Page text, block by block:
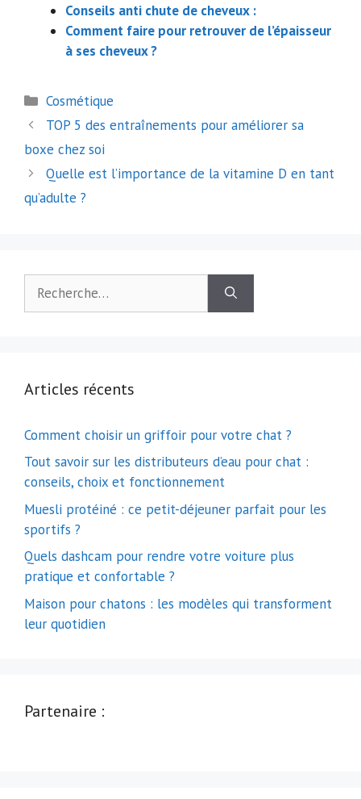
Conseils anti chute de cheveux :
Comment faire pour retrouver de l’épaisseur
à ses cheveux ?
Catégories
Cosmétique
Navigation
des
TOP 5 des entraînements pour améliorer sa
boxe chez soi
Quelle est l’importance de la vitamine D en tant
qu’adulte ?
Articles récents
Comment choisir un griffoir pour votre chat ?
Tout savoir sur les distributeurs d’eau pour chat :
conseils, choix et fonctionnement
Muesli protéiné : ce petit-déjeuner parfait pour les
sportifs ?
Quels dashcam pour rendre votre voiture plus
pratique et confortable ?
Maison pour chatons : les modèles qui transforment
leur quotidien
Partenaire :